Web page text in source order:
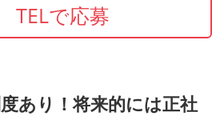
TELで応募
あり！将来的には正社